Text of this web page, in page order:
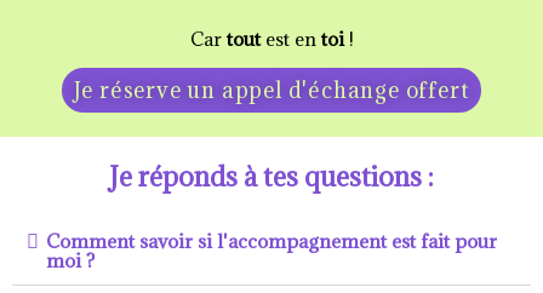
Car toutest en toi!
Je réserve un appel d'échange offert
Je réponds à tes questions :
Comment savoir si l'accompagnement est fait pour
moi ?